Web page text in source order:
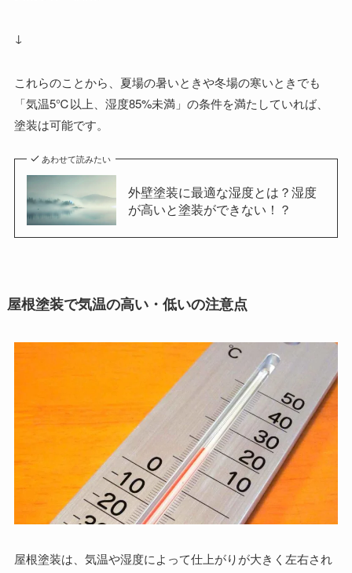
↓
これらのことから、夏場の暑いときや冬場の寒いときでも
「気温5℃以上、湿度85%未満」の条件を満たしていれば、
塗装は可能です。
あわせて読みたい
外壁塗装に最適な湿度とは？湿度
が高いと塗装ができない！？
屋根塗装で気温の高い・低いの注意点
屋根塗装は、気温や湿度によって仕上がりが大きく左右され